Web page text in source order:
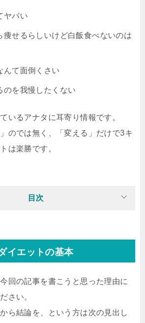
ヤバい
痩せるらしいけど白飯食べないのは
んて面倒くさい
のを我慢したくない
いるアナタに耳寄り情報です。
のでは無く、「変える」だけで3キ
は楽勝です。
目次
イエットの基本
回の記事を書こうと思った理由に
さい。
ら結論を、という方は次の見出し